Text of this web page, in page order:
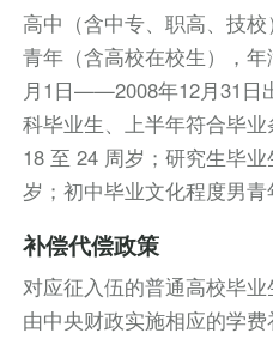
高中（含中专、职高、技
青年（含高校在校生），
月1日——2008年12月31日
科毕业生、上半年符合毕
18 至 24 周岁；研究生毕
岁；初中毕业文化程度男青
补偿代偿政策
对应征入伍的普通高校毕
由中央财政实施相应的学费